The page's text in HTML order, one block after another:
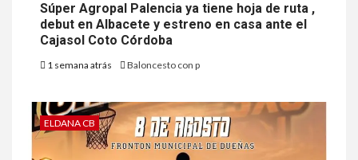
Súper Agropal Palencia ya tiene hoja de ruta ,
debut en Albacete y estreno en casa ante el
Cajasol Coto Córdoba
1 semana atrás Baloncesto con p
ELDANA CB